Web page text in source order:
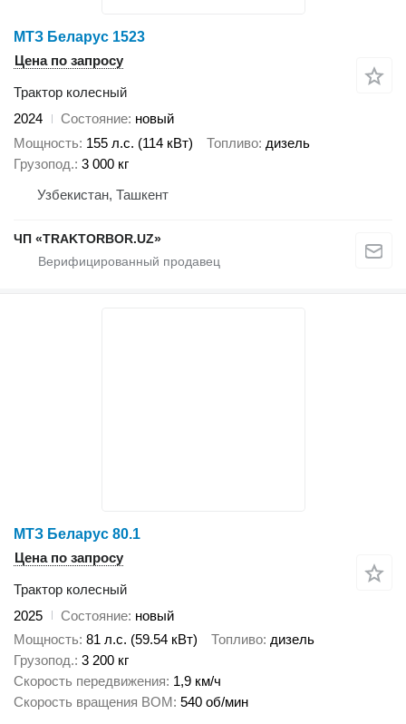
МТЗ Беларус 1523
Цена по запросу
Трактор колесный
2024
Состояние новый
Мощность 155 л.с. (114 кВт) Топливо дизель
Грузопод. 3 000 кг
Узбекистан, Ташкент
ЧП «TRAKTORBOR.UZ»
МТЗ Беларус 80.1
Цена по запросу
Трактор колесный
2025
Состояние новый
Мощность 81 л.с. (59.54 кВт) Топливо дизель
Грузопод. 3 200 кг
Скорость передвижения 1,9 км/ч
Скорость вращения ВОМ 540 об/мин